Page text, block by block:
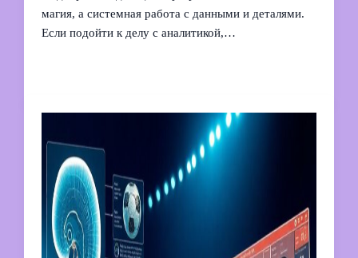
магия, а системная работа с данными и деталями.
Если подойти к делу с аналитикой,…